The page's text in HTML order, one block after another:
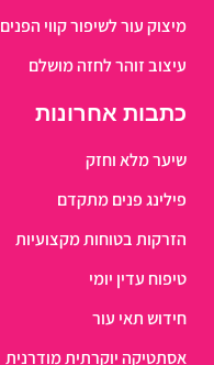
כתבות אחרונות
שיער מלא וחזק
פילינג פנים מתקדם
הזרקות בטוחות מקצועיות
טיפוח עדין יומי
חידוש תאי עור
אסתטיקה יוקרתית מודרנית
מיצוק עור לשיפור קווי הפנים
עיצוב זוהר לחזה מושלם